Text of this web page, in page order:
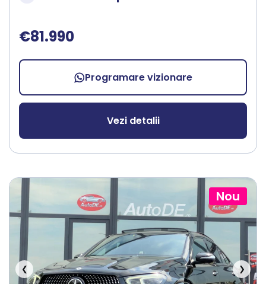
€81.990
Programare vizionare
Vezi detalii
Nou
❮ ❯